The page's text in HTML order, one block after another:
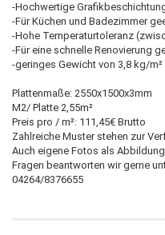
-Hochwertige
-Für Küchen und Badezimmer
-Hohe Temperaturtoleranz
-Für eine schnelle Renovierung
-geringes Gewicht von 3,8 kg/m²
Plattenmaße: 2550x1500x3mm
M2/ Platte 2,55m²
Preis pro / m²: 111,45€ Brutto
Zahlreiche Muster stehen zur
Auch eigene Fotos als
Fragen beantworten wir gerne
04264/8376655